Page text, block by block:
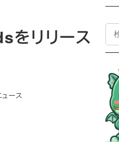
をリリース
ース
索